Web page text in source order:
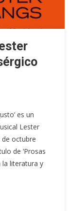
es un
Lester
de octubre
de ‘Prosas
la literatura y